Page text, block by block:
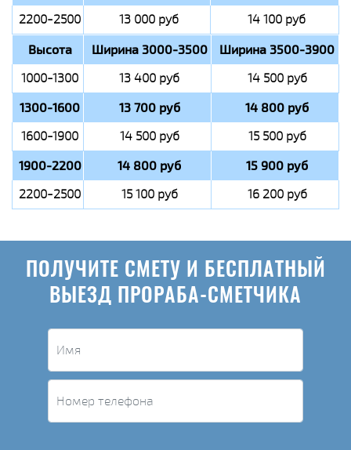
2200-2500 13 000 руб 14 100 руб
Высота Ширина 3000-3500 Ширина 3500-3900
1000-1300 13 400 руб 14 500 руб
1300-1600 13 700 руб 14 800 руб
1600-1900 14 500 руб 15 500 руб
1900-2200 14 800 руб 15 900 руб
2200-2500 15 100 руб 16 200 руб
ПОЛУЧИТЕ СМЕТУ И БЕСПЛАТНЫЙ
ВЫЕЗД ПРОРАБА-СМЕТЧИКА